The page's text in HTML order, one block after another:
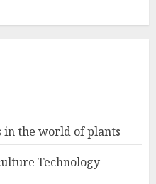
in the world of plants
Technology